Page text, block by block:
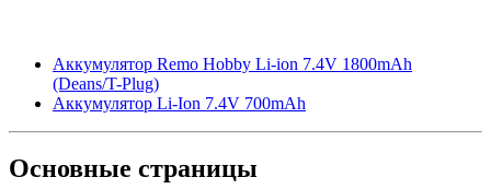
Аккумулятор Remo Hobby Li-ion 7.4V 1800mAh
(Deans/T-Plug)
Аккумулятор Li-Ion 7.4V 700mAh
Основные страницы